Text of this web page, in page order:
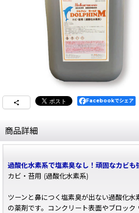
Facebookでシェア
商品詳細
過酸化水素系で塩素臭なし！頑固なカビも
カビ・苔用 (過酸化水素系)
ツーンと鼻につく塩素臭が出ない過酸化水
の薬剤です。コンクリート表面やブロック